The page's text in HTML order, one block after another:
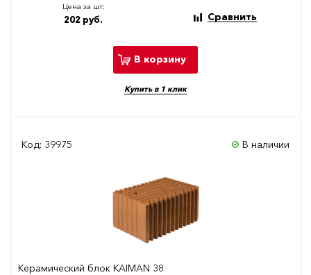
Цена за шт:
202 руб. Сравнить
В корзину
Купить в 1 клик
Код: 39975 В наличии
Керамический блок KAIMAN 38